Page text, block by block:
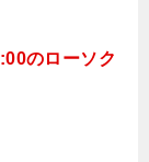
:00のローソク